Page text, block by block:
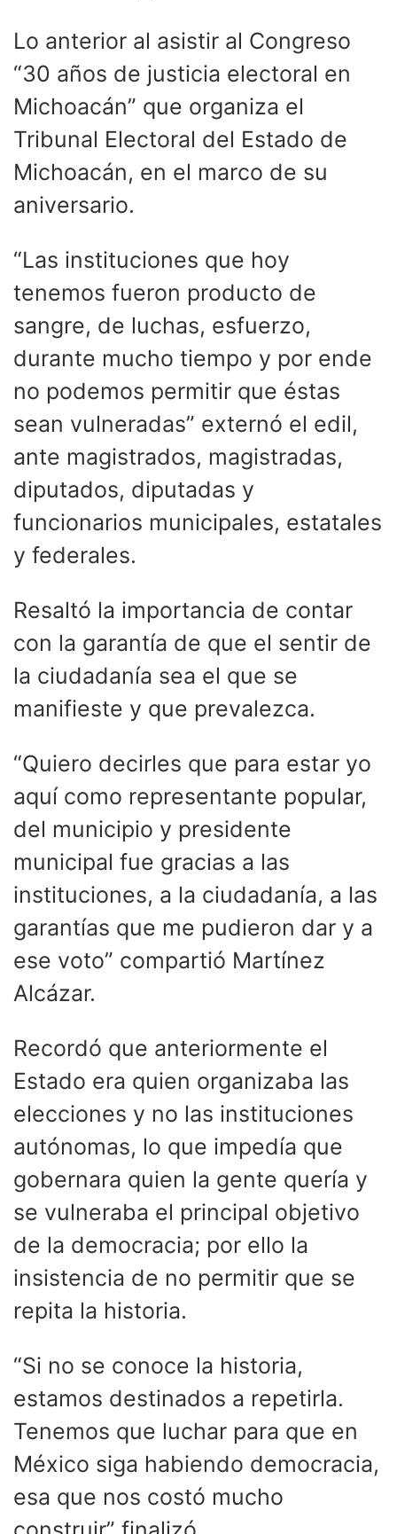
Lo anterior al asistir al Congreso
“30 años de justicia electoral en
Michoacán” que organiza el
Tribunal Electoral del Estado de
Michoacán, en el marco de su
aniversario.
“Las instituciones que hoy
tenemos fueron producto de
sangre, de luchas, esfuerzo,
durante mucho tiempo y por ende
no podemos permitir que éstas
sean vulneradas” externó el edil,
ante magistrados, magistradas,
diputados, diputadas y
funcionarios municipales, estatales
y federales.
Resaltó la importancia de contar
con la garantía de que el sentir de
la ciudadanía sea el que se
manifieste y que prevalezca.
“Quiero decirles que para estar yo
aquí como representante popular,
del municipio y presidente
municipal fue gracias a las
instituciones, a la ciudadanía, a las
garantías que me pudieron dar y a
ese voto” compartió Martínez
Alcázar.
Recordó que anteriormente el
Estado era quien organizaba las
elecciones y no las instituciones
autónomas, lo que impedía que
gobernara quien la gente quería y
se vulneraba el principal objetivo
de la democracia; por ello la
insistencia de no permitir que se
repita la historia.
“Si no se conoce la historia,
estamos destinados a repetirla.
Tenemos que luchar para que en
México siga habiendo democracia,
esa que nos costó mucho